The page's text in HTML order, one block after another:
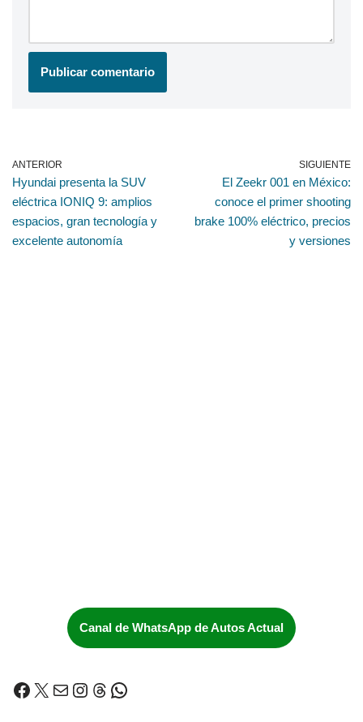
ANTERIOR
Hyundai presenta la SUV
eléctrica IONIQ 9: amplios
espacios, gran tecnología y
excelente autonomía
SIGUIENTE
El Zeekr 001 en México:
conoce el primer shooting
brake 100% eléctrico, precios
y versiones
Canal de WhatsApp de Autos Actual